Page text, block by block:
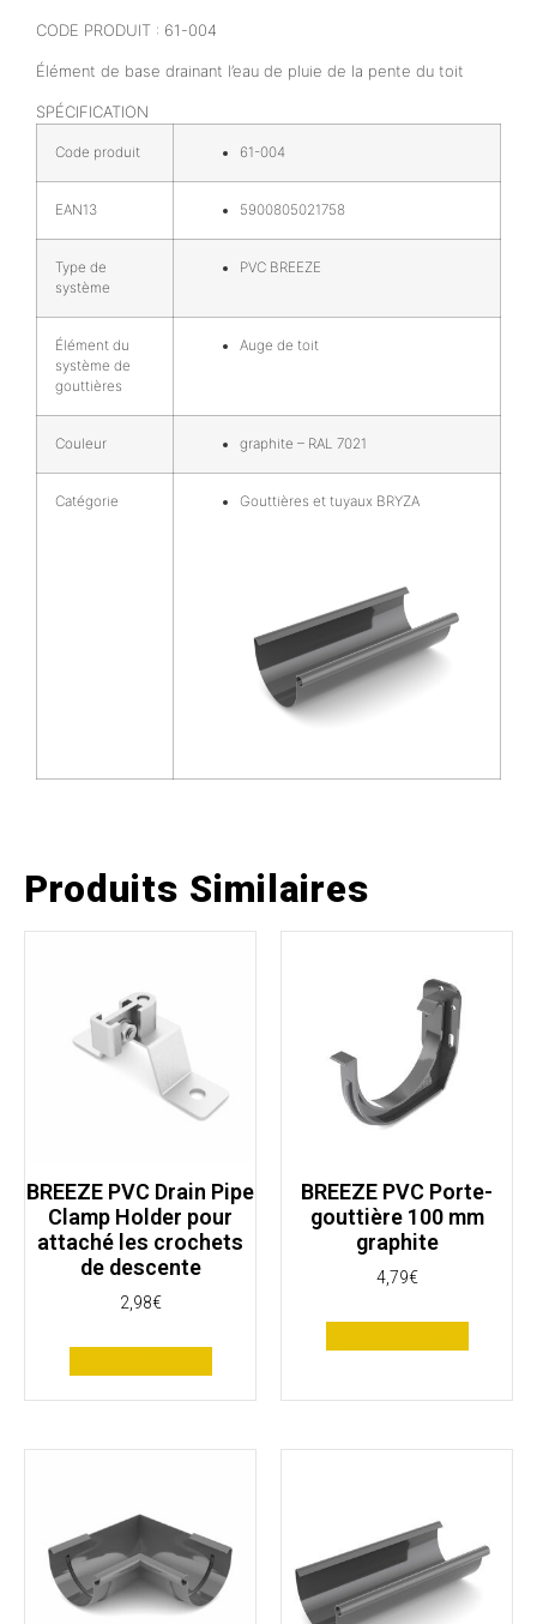
CODE PRODUIT : 61-004
Élément de base drainant l’eau de pluie de la pente du toit
SPÉCIFICATION
Code produit 61-004
EAN13 5900805021758
Type de
système
PVC BREEZE
Élément du
système de
gouttières
Auge de toit
Couleur graphite – RAL 7021
Catégorie Gouttières et tuyaux BRYZA
Produits Similaires
BREEZE PVC Drain Pipe
Clamp Holder pour
attaché les crochets
de descente
2,98€
BREEZE PVC Porte-
gouttière 100 mm
graphite
4,79€